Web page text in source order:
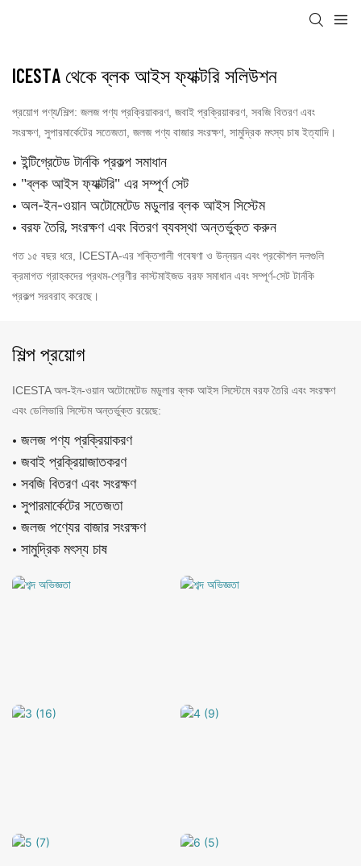
ICESTA থেকে ব্লক আইস ফ্যাক্টরি সলিউশন
প্রয়োগ পণ্য/শিল্প: জলজ পণ্য প্রক্রিয়াকরণ, জবাই প্রক্রিয়াকরণ, সবজি বিতরণ এবং
সংরক্ষণ, সুপারমার্কেটের সতেজতা, জলজ পণ্য বাজার সংরক্ষণ, সামুদ্রিক মৎস্য চাষ ইত্যাদি।
• ইন্টিগ্রেটেড টার্নকি প্রকল্প সমাধান
• "ব্লক আইস ফ্যাক্টরি" এর সম্পূর্ণ সেট
• অল-ইন-ওয়ান অটোমেটেড মডুলার ব্লক আইস সিস্টেম
• বরফ তৈরি, সংরক্ষণ এবং বিতরণ ব্যবস্থা অন্তর্ভুক্ত করুন
গত ১৫ বছর ধরে, ICESTA-এর শক্তিশালী গবেষণা ও উন্নয়ন এবং প্রকৌশল দলগুলি
ক্রমাগত গ্রাহকদের প্রথম-শ্রেণীর কাস্টমাইজড বরফ সমাধান এবং সম্পূর্ণ-সেট টার্নকি
প্রকল্প সরবরাহ করেছে।
শিল্প প্রয়োগ
ICESTA অল-ইন-ওয়ান অটোমেটেড মডুলার ব্লক আইস সিস্টেমে বরফ তৈরি এবং সংরক্ষণ
এবং ডেলিভারি সিস্টেম অন্তর্ভুক্ত রয়েছে:
• জলজ পণ্য প্রক্রিয়াকরণ
• জবাই প্রক্রিয়াজাতকরণ
• সবজি বিতরণ এবং সংরক্ষণ
• সুপারমার্কেটের সতেজতা
• জলজ পণ্যের বাজার সংরক্ষণ
• সামুদ্রিক মৎস্য চাষ